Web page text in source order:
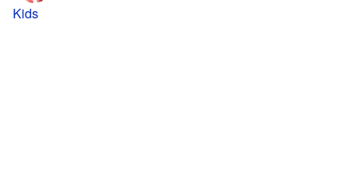
Kids